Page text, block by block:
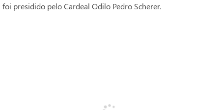
foi presidido pelo Cardeal Odilo Pedro Scherer.